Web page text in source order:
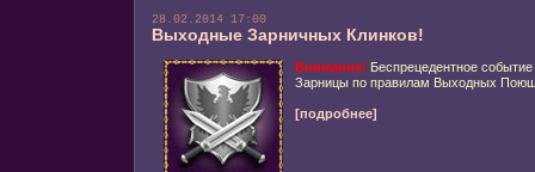
28.02.2014 17:00
Выходные Зарничных Клинков!
Внимание! Беспрецедентное
Зарницы по правилам Выходных
[подробнее]